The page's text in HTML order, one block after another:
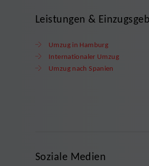
Leistungen &
Umzug in Hamburg
Internationaler Umzug
Umzug nach Spanien
Soziale Medien